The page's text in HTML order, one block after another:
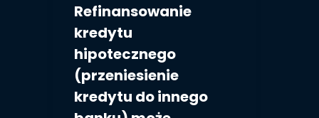
Refinansowanie
kredytu
hipotecznego
(przeniesienie
kredytu do innego